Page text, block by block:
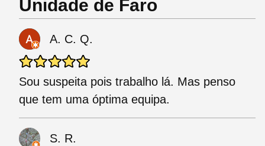
Unidade de Faro
A. C. Q.
Sou suspeita pois trabalho lá. Mas penso
que tem uma óptima equipa.
S. R.